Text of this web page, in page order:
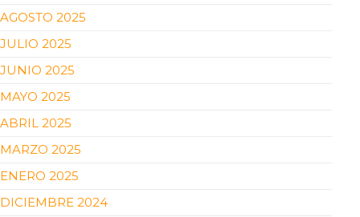
AGOSTO 2025
JULIO 2025
JUNIO 2025
MAYO 2025
ABRIL 2025
MARZO 2025
ENERO 2025
DICIEMBRE 2024